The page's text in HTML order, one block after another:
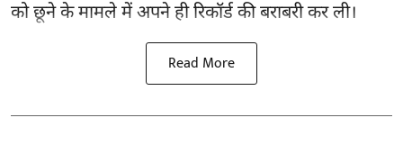
को छूने के मामले में अपने ही रिकॉर्ड की बराबरी कर ली।
Read More